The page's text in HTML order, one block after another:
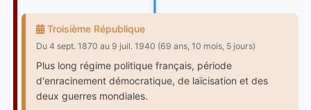
Troisième République
Du 4 sept. 1870 au 9 juil. 1940 (69 ans, 10 mois, 5 jours)
Plus long régime politique français, période
d'enracinement démocratique, de laïcisation et des
deux guerres mondiales.